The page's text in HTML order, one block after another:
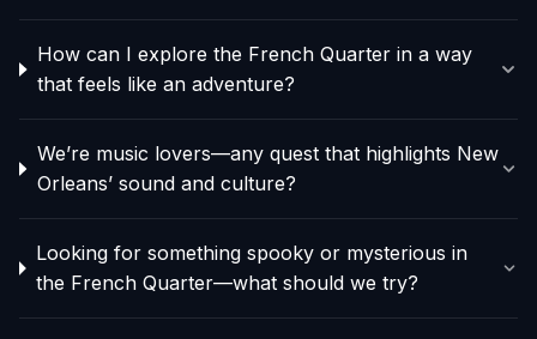
How can I explore the French Quarter in a way
that feels like an adventure?
We’re music lovers—any quest that highlights New
Orleans’ sound and culture?
Looking for something spooky or mysterious in
the French Quarter—what should we try?